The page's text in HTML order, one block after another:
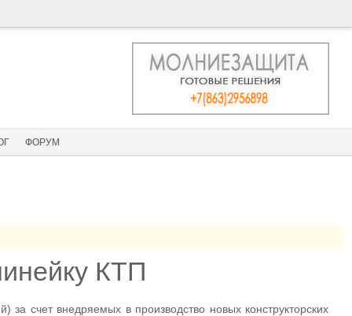
ФОРУМ
КТП
счет внедряемых в производство новых конструкторских